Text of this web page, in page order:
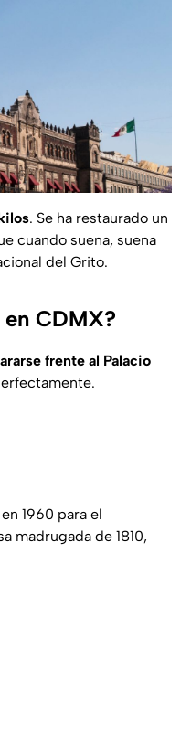
. Se ha restaurado un
cuando suena, suena
del Grito.
CDMX?
frente al Palacio
1960 para el
madrugada de 1810,